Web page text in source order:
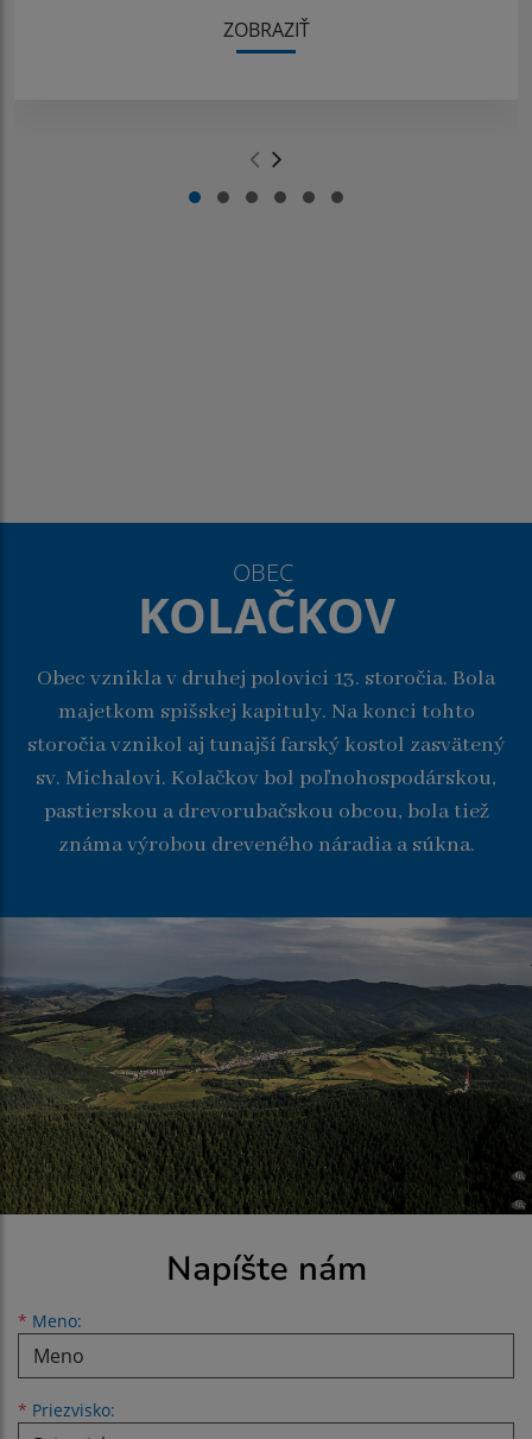
ZOBRAZIŤ
OBEC
KOLAČKOV
Obec vznikla v druhej polovici 13. storočia. Bola
majetkom spišskej kapituly. Na konci tohto
storočia vznikol aj tunajší farský kostol zasvätený
sv. Michalovi. Kolačkov bol poľnohospodárskou,
pastierskou a drevorubačskou obcou, bola tiež
známa výrobou dreveného náradia a súkna.
Napíšte nám
* Meno:
Meno
* Priezvisko:
Priezvisko
E-mailová adresa